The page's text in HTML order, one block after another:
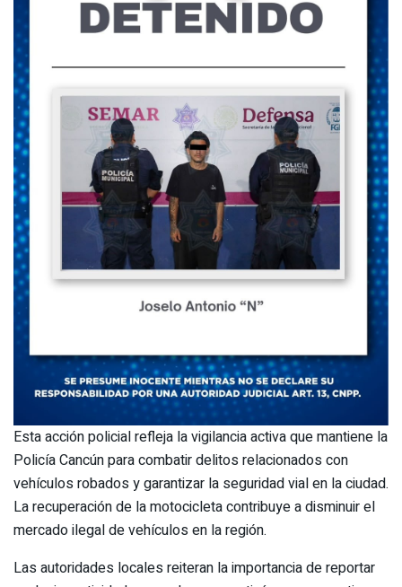
Esta acción policial refleja la vigilancia activa que mantiene la
Policía Cancún para combatir delitos relacionados con
vehículos robados y garantizar la seguridad vial en la ciudad.
La recuperación de la motocicleta contribuye a disminuir el
mercado ilegal de vehículos en la región.
Las autoridades locales reiteran la importancia de reportar